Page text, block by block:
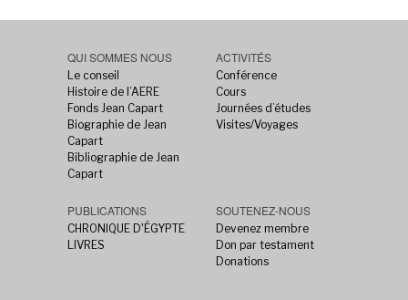
QUI SOMMES NOUS
Le conseil
Histoire de l’AERE
Fonds Jean Capart
Biographie de Jean
Capart
Bibliographie de Jean
Capart
ACTIVITÉS
Conférence
Cours
Journées d’études
Visites/Voyages
PUBLICATIONS
CHRONIQUE D'ÉGYPTE
LIVRES
SOUTENEZ-NOUS
Devenez membre
Don par testament
Donations